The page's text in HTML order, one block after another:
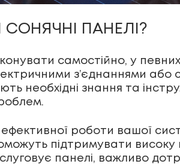
ПАНЕЛІ?
самостійно, у
з’єднаннями або
необхідні знання та
роботи вашої
підтримувати високу
панелі, важливо